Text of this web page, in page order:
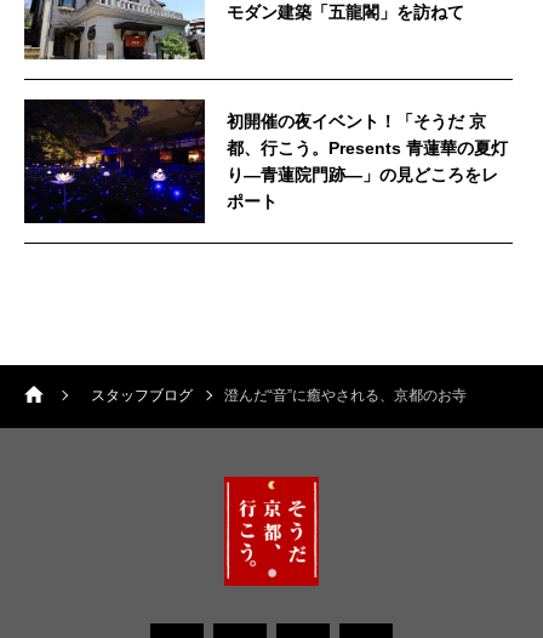
モダン建築「五龍閣」を訪ねて
初開催の夜イベント！「そうだ 京
都、行こう。Presents 青蓮華の夏灯
り—青蓮院門跡—」の見どころをレ
ポート
スタッフブログ 澄んだ“音”に癒やされる、京都のお寺